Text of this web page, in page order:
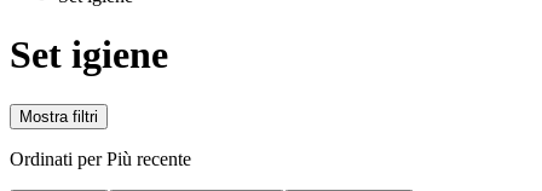
Set igiene
Mostra filtri
Ordinati perPiù recente